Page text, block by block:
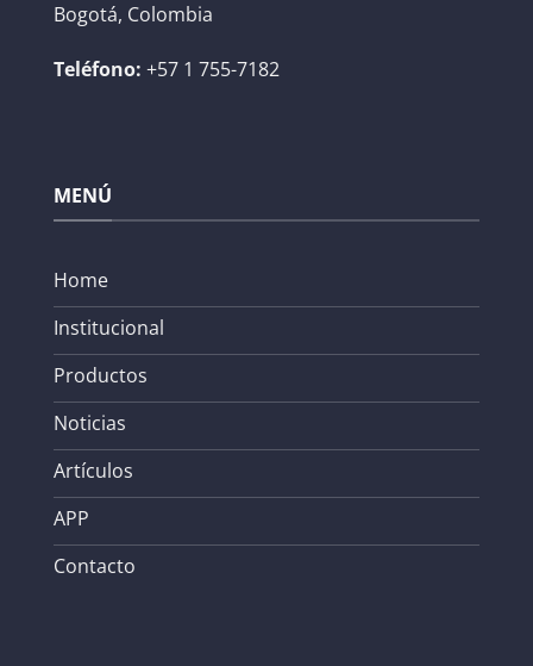
Bogotá, Colombia
Teléfono: +57 1 755-7182
MENÚ
Home
Institucional
Productos
Noticias
Artículos
APP
Contacto